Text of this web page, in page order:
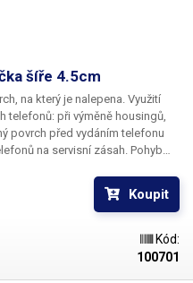
šíře 4.5cm
na který je nalepena. Využití
telefonů: při výměně housingů,
povrch před vydáním telefonu
na servisní zásah. Pohyb
Koupit
Kód:
100701